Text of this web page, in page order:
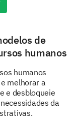
to add or
wrap things
de
humanos
humanos
melhorar a
e desbloqueie
da